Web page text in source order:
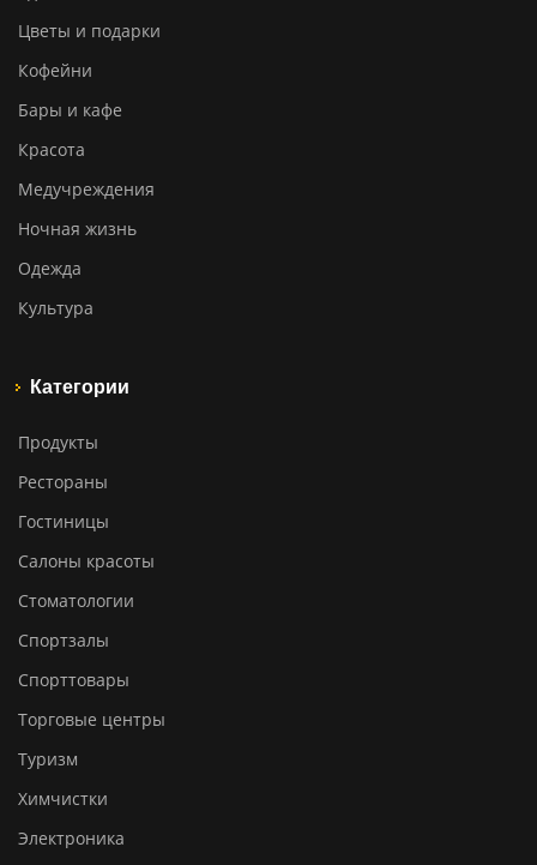
Цветы и подарки
Кофейни
Бары и кафе
Красота
Медучреждения
Ночная жизнь
Одежда
Культура
Категории
Продукты
Рестораны
Гостиницы
Салоны красоты
Стоматологии
Спортзалы
Спорттовары
Торговые центры
Туризм
Химчистки
Электроника